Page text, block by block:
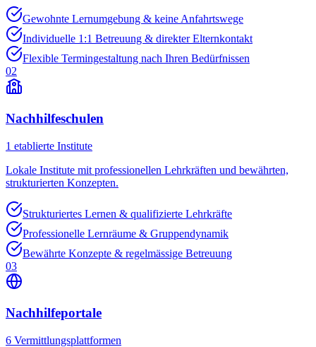
Gewohnte Lernumgebung & keine Anfahrtswege
Individuelle 1:1 Betreuung & direkter Elternkontakt
Flexible Termingestaltung nach Ihren Bedürfnissen
02
Nachhilfeschulen
1 etablierte Institute
Lokale Institute mit professionellen Lehrkräften und bewährten,
strukturierten Konzepten.
Strukturiertes Lernen & qualifizierte Lehrkräfte
Professionelle Lernräume & Gruppendynamik
Bewährte Konzepte & regelmässige Betreuung
03
Nachhilfeportale
6 Vermittlungsplattformen